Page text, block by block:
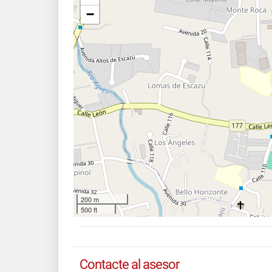
−
200 m
500 ft
Contacte al asesor